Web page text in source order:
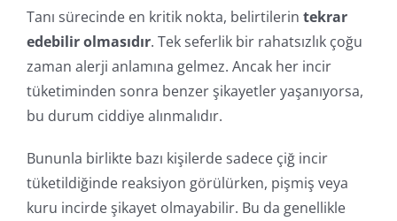
Tanı sürecinde en kritik nokta, belirtilerin tekrar
edebilir olmasıdır. Tek seferlik bir rahatsızlık çoğu
zaman alerji anlamına gelmez. Ancak her incir
tüketiminden sonra benzer şikayetler yaşanıyorsa,
bu durum ciddiye alınmalıdır.
Bununla birlikte bazı kişilerde sadece çiğ incir
tüketildiğinde reaksiyon görülürken, pişmiş veya
kuru incirde şikayet olmayabilir. Bu da genellikle